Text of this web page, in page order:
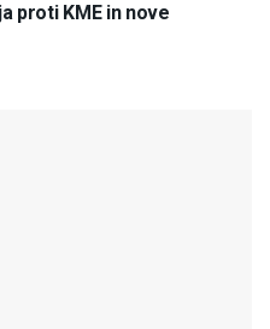
proti KME in nove